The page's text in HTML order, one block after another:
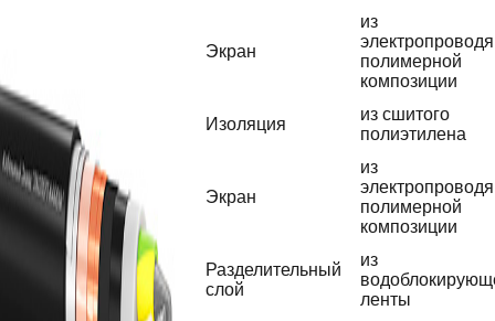
Экран
из
полимерной
композиции
Изоляция
из сшитого
полиэтилена
Экран
из
полимерной
композиции
Разделительный
слой
из
ленты